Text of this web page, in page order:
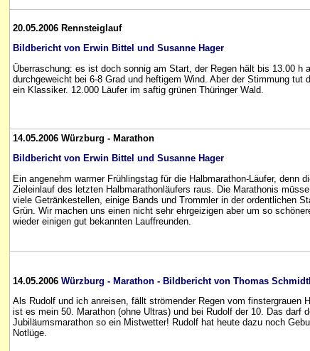
20.05.2006 Rennsteiglauf
Bildbericht von Erwin Bittel und Susanne Hager
Überraschung: es ist doch sonnig am Start, der Regen hält bis 13.00 h
durchgeweicht bei 6-8 Grad und heftigem Wind. Aber der Stimmung tut
ein Klassiker. 12.000 Läufer im saftig grünen Thüringer Wald.
14.05.2006 Würzburg - Marathon
Bildbericht von Erwin Bittel und Susanne Hager
Ein angenehm warmer Frühlingstag für die Halbmarathon-Läufer, denn
Zieleinlauf des letzten Halbmarathonläufers raus. Die Marathonis
viele Getränkestellen, einige Bands und Trommler in der ordentlichen
Grün. Wir machen uns einen nicht sehr ehrgeizigen aber um so
wieder einigen gut bekannten Lauffreunden.
14.05.2006 Würzburg - Marathon - Bildbericht von Thomas
Als Rudolf und ich anreisen, fällt strömender Regen vom finstergrauen
ist es mein 50. Marathon (ohne Ultras) und bei Rudolf der 10. Das darf
Jubiläumsmarathon so ein Mistwetter! Rudolf hat heute dazu noch
Notlüge.